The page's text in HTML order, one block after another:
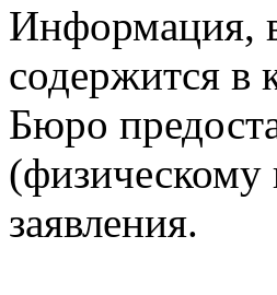
Информация,
содержится в
Бюро
(физическому
заявления.